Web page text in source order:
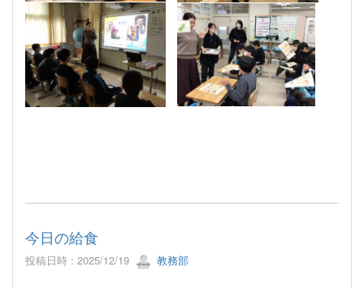
今日の給食
投稿日時 : 2025/12/19 教務部